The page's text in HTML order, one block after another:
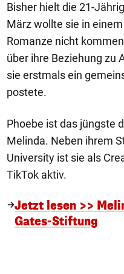
Bisher hielt die 21-
März wollte sie in
Romanze nicht
über ihre Beziehung zu
sie erstmals ein
postete.
Phoebe ist das jüngste
Melinda. Neben ihrem
University ist sie als
TikTok aktiv.
Jetzt lesen >>
Gates-Stiftung